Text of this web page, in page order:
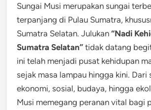
Sungai Musi merupakan sungai
terpanjang di Pulau Sumatra,
Sumatra Selatan. Julukan “Nadi
Sumatra Selatan” tidak datang
ini telah menjadi pusat kehidupan
sejak masa lampau hingga kini. Dari
ekonomi, sosial, budaya, hingga
Musi memegang peranan vital bagi